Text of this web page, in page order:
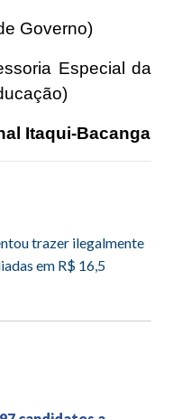
Governo)
Especial da
Itaqui-Bacanga
trazer ilegalmente
em R$ 16,5